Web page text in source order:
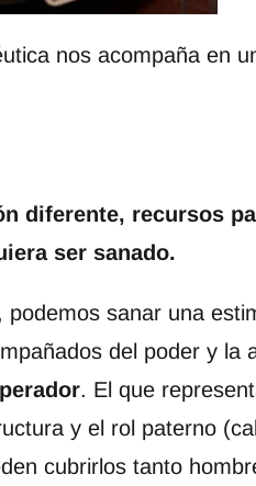
nos acompaña en
diferente, recursos
ser sanado.
podemos sanar una
del poder y la
. El que
y el rol paterno
cubrirlos tanto